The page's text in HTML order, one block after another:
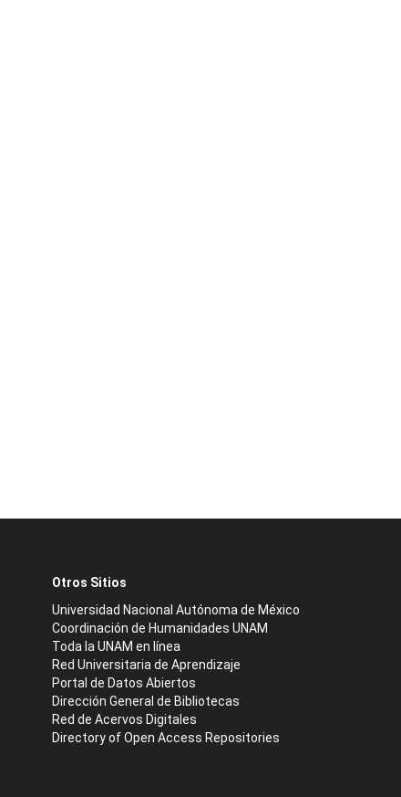
Otros Sitios
Universidad Nacional Autónoma de México
Coordinación de Humanidades UNAM
Toda la UNAM en línea
Red Universitaria de Aprendizaje
Portal de Datos Abiertos
Dirección General de Bibliotecas
Red de Acervos Digitales
Directory of Open Access Repositories